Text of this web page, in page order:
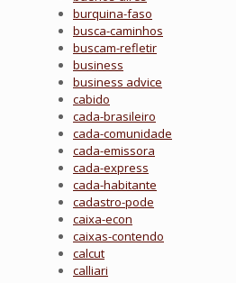
burquina-faso
busca-caminhos
buscam-refletir
business
business advice
cabido
cada-brasileiro
cada-comunidade
cada-emissora
cada-express
cada-habitante
cadastro-pode
caixa-econ
caixas-contendo
calcut
calliari